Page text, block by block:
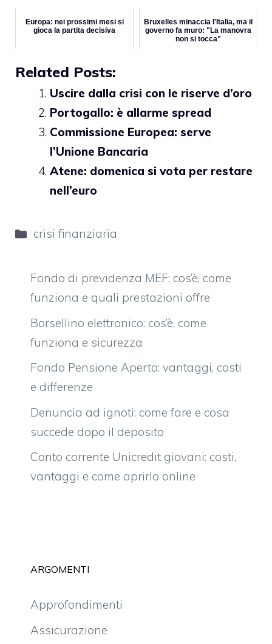
Europa: nei prossimi mesi si
gioca la partita decisiva
Bruxelles minaccia l'Italia, ma il
governo fa muro: "La manovra
non si tocca"
Related Posts:
Uscire dalla crisi con le riserve d’oro
Portogallo: è allarme spread
Commissione Europea: serve
l’Unione Bancaria
Atene: domenica si vota per restare
nell’euro
Categorie
crisi finanziaria
Fondo di previdenza MEF: cos’è, come
funziona e quali prestazioni offre
Borsellino elettronico: cos’è, come
funziona e sicurezza
Fondo Pensione Aperto: vantaggi, costi
e differenze
Denuncia ad ignoti: come fare e cosa
succede dopo il deposito
Conto corrente Unicredit giovani: costi,
vantaggi e come aprirlo online
ARGOMENTI
Approfondimenti
Assicurazione